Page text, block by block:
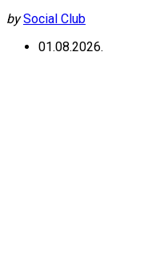
by Social Club
01.08.2026.